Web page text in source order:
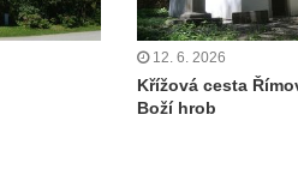
12. 6. 2026
Křížová cesta
Boží hrob